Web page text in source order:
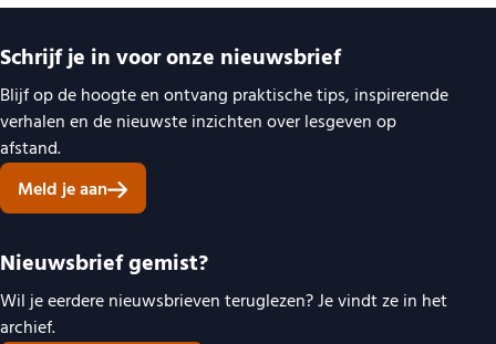
Schrijf je in voor onze nieuwsbrief
Blijf op de hoogte en ontvang praktische tips, inspirerende
verhalen en de nieuwste inzichten over lesgeven op
afstand.
Meld je aan
Nieuwsbrief gemist?
Wil je eerdere nieuwsbrieven teruglezen? Je vindt ze in het
archief.
Belangrijke links